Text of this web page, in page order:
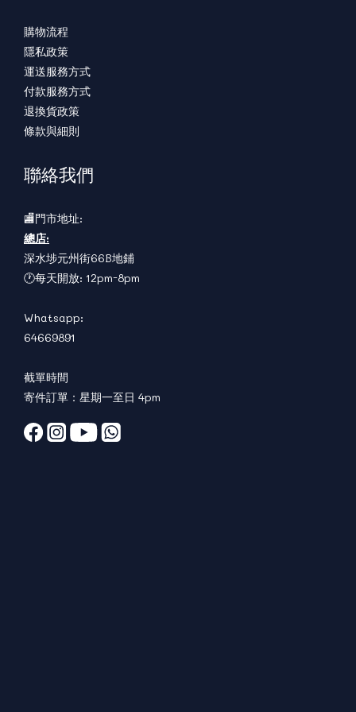
購物流程
隱私政策
運送服務方式
付款服務方式
退換貨政策
條款與細則
聯絡我們
🏬門市地址:
總店:
深水埗元州街66B地鋪
🕐每天開放: 12pm-8pm
Whatsapp:
64669891
截單時間
寄件訂單：星期一至日 4pm